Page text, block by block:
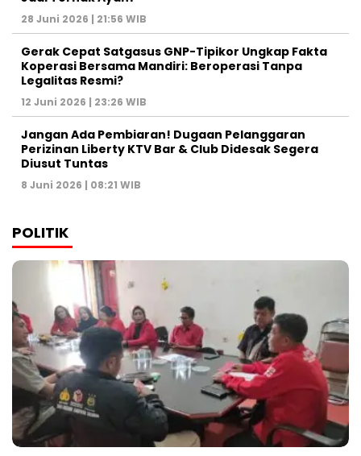
28 Juni 2026 | 21:56 WIB
Gerak Cepat Satgasus GNP-Tipikor Ungkap Fakta
Koperasi Bersama Mandiri: Beroperasi Tanpa
Legalitas Resmi?
12 Juni 2026 | 23:26 WIB
Jangan Ada Pembiaran! Dugaan Pelanggaran
Perizinan Liberty KTV Bar & Club Didesak Segera
Diusut Tuntas
8 Juni 2026 | 08:21 WIB
POLITIK